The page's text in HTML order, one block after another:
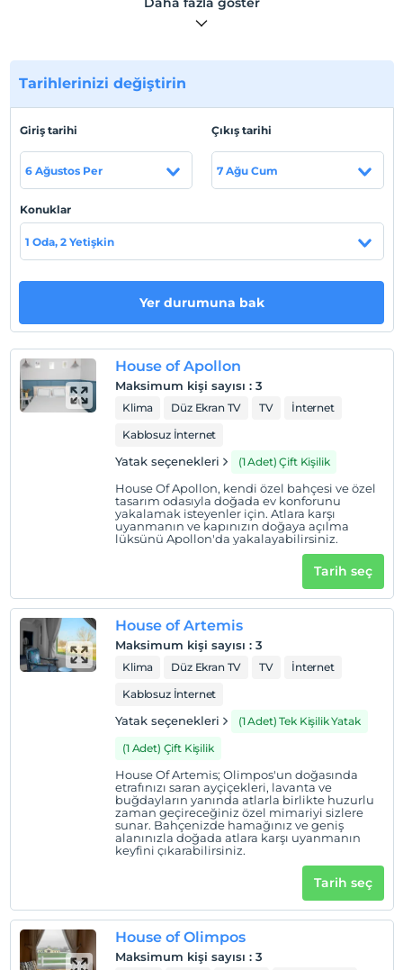
ve hafif bir esinti, öylesine huzurlu, öylesine güzel ve
alanları, dünya mutfağı resturant hizmetleriyle Olimpos
sizinle. Doğamızdan ilham aldık, masif ahşap konforunu
siz değerli misafirlerimize sunduk. En huzurlu atlı
sabahlara uyanmak için Olimpos’a bekleniyorsunuz.
Olimpos Event Garden’da Olimpos Kır bahçesi
Restaurant Café, Olimpos Kış Restaurantı olarak, siz
değerli misafirlerimize kendinizi özel hissettirmek,
kaliteli ve butik hizmet vermektir. Sebzeler organik ve
Olimpos çiftliği içinde bulunan bahçemizden
gelmektedir. Domates, salatalık, patlıcan, taze fasulye,
kavun, karpuz ve biberlerimiz kendi yetiştirdiğimiz
organik bahçemizden alınmaktadır. Kuzu etleri ise kendi
mutfağı misafirlerine alkollü, alkolsüz içecekler ile
hizmet vermektedir.
Tesis lokasyon bilgileri
Çorlu Tekirdağ'da konumlanmaktadır. Çorlu Atatürk
Havaalanına yalnızca 4,5 km uzaklıktadır.
Haritada Göster
Otel koşulları
Check/in
En erken saat 14:00 ve sonrası
Check/out
En geç saat 12:00 ve öncesi
5 kg'a kadar evcil hayvan barınabilir.
Sigara içilen alanlar var
2 yaşına kadar olan bebekler ücretsizdir.
Her bir oda için 8 yaşına kadar 1 çocuk ücretsizdir
Tarihlerinizi değiştirin
Giriş tarihi
6 Ağustos Per
Çıkış tarihi
7 Ağu Cum
Konuklar
1 Oda, 2 Yetişkin
Yer durumuna bak
House of Apollon
Maksimum kişi sayısı : 3
Klima Düz Ekran TV TV
İnternet
Kablosuz İnternet
Yatak seçenekleri (1 Adet) Çift Kişilik
House Of Apollon, kendi özel bahçesi ve özel
tasarım odasıyla doğada ev konforunu
yakalamak isteyenler için. Atlara karşı
uyanmanın ve kapınızın doğaya açılma
lüksünü Apollon'da yakalayabilirsiniz.
Tarih seç
House of Artemis
Maksimum kişi sayısı : 3
Klima Düz Ekran TV TV
İnternet
Kablosuz İnternet
Yatak seçenekleri
(1 Adet) Tek Kişilik Yatak
(1 Adet) Çift Kişilik
House Of Artemis; Olimpos'un doğasında
etrafınızı saran ayçiçekleri, lavanta ve
buğdayların yanında atlarla birlikte huzurlu
zaman geçireceğiniz özel mimariyi sizlere
sunar. Bahçenizde hamağınız ve geniş
alanınızla doğada atlara karşı uyanmanın
keyfini çıkarabilirsiniz.
Tarih seç
House of Olimpos
Maksimum kişi sayısı : 3